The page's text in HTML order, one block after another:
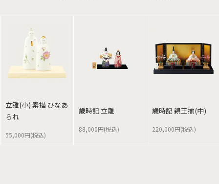
立雛(小) 素描 ひなあ
られ
55,000円(税込)
歳時記 立雛
88,000円(税込)
歳時記 親王揃(中)
220,000円(税込)